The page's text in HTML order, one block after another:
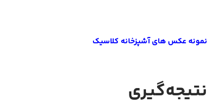
نمونه عکس های آشپزخانه کلاسیک
نتیجه‌گیری